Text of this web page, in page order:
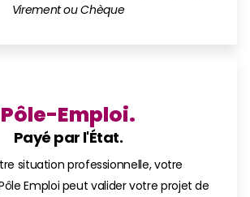
Virement ou Chèque
Pôle-Emploi.
Payé par l'État.
situation professionnelle, votre
Emploi peut valider votre projet de